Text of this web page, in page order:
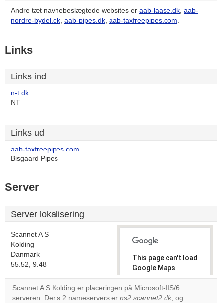
Andre tæt navnebeslægtede websites er aab-laase.dk, aab-
nordre-bydel.dk, aab-pipes.dk, aab-taxfreepipes.com.
Links
Links ind
n-t.dk
NT
Links ud
aab-taxfreepipes.com
Bisgaard Pipes
Server
Server lokalisering
Scannet A S
Kolding
Danmark
55.52, 9.48
This page can't load
Google Maps
correctly.
Do you
Scannet A S Kolding er placeringen på Microsoft-IIS/6
serveren. Dens 2 nameservers er ns2.scannet2.dk, og